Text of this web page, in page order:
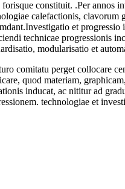
constituit. .Per annos
calefactionis, clavorum
et
technicae progressionis
modularisatio et
comitatu perget collocare
quod materiam,
inducat, ac nititur ad
technologiae et